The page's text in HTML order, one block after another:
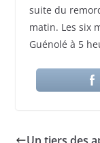
suite du
matin. Les six
Guénolé à 5